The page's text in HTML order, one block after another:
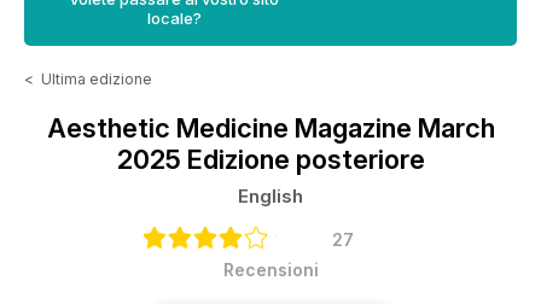
locale?
< Ultima edizione
Aesthetic Medicine Magazine March
2025 Edizione posteriore
English
27
Recensioni